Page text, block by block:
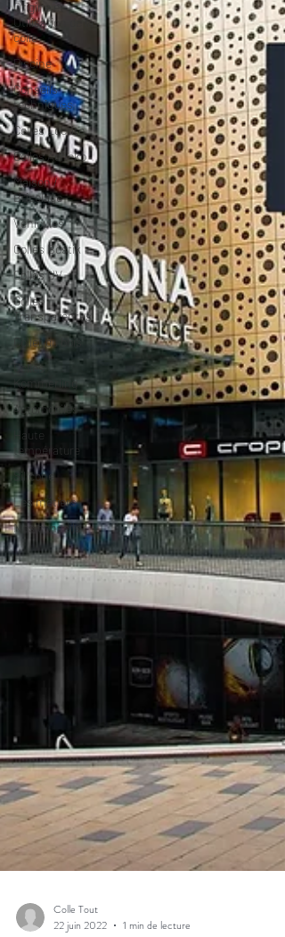
Origine et
Utilisation de la
colle
Piscine
Conseils
techniques
Colles Loctite
Colles Adheko
Maison /
Bricolage
Véhicules
Colles Bostik
Colles UV
Colles
Transparentes
Coller du bois
Colles
Kommerling
Automobiles
Haute
température
Silicone
Les métiers
Nos conseils
Colle Tout